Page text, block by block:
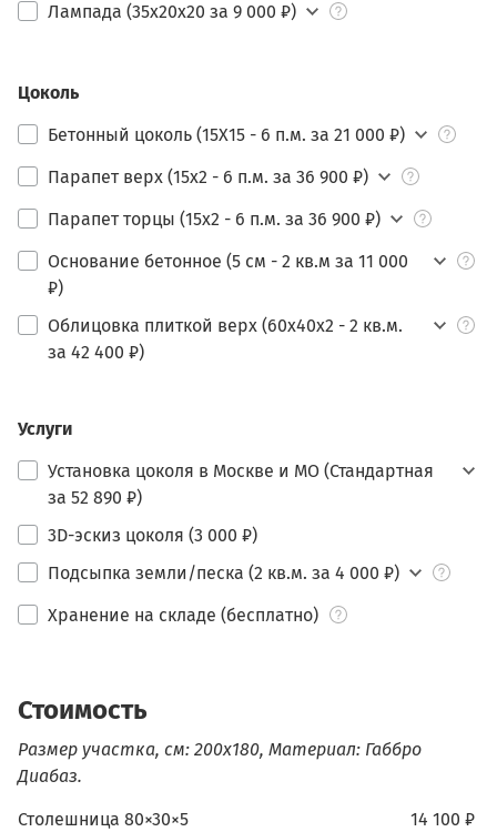
Лампада (35х20х20 за 9 000 ₽)
Цоколь
Бетонный цоколь (15Х15 - 6 п.м. за 21 000 ₽)
Парапет верх (15х2 - 6 п.м. за 36 900 ₽)
Парапет торцы (15х2 - 6 п.м. за 36 900 ₽)
Основание бетонное (5 см - 2 кв.м за 11 000
₽)
Облицовка плиткой верх (60х40х2 - 2 кв.м.
за 42 400 ₽)
Услуги
Установка цоколя в Москве и МО (Стандартная
за 52 890 ₽)
3D-эскиз цоколя (3 000 ₽)
Подсыпка земли/песка (2 кв.м. за 4 000 ₽)
Хранение на складе (бесплатно)
Стоимость
Размер участка, см: 200х180, Материал: Габбро
Диабаз.
14 100 ₽
Столешница 80×30×5